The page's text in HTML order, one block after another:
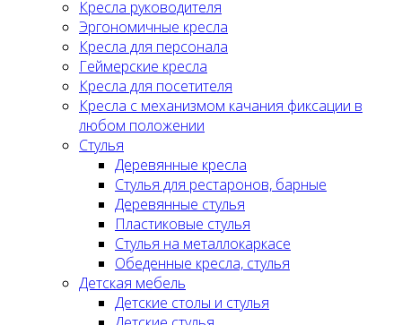
Кресла руководителя
Эргономичные кресла
Кресла для персонала
Геймерские кресла
Кресла для посетителя
Кресла с механизмом качания фиксации в
любом положении
Стулья
Деревянные кресла
Стулья для рестаронов, барные
Деревянные стулья
Пластиковые стулья
Стулья на металлокаркасе
Обеденные кресла, стулья
Детская мебель
Детские столы и стулья